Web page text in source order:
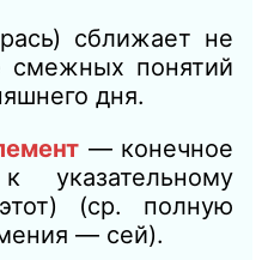
сближает не
смежных понятий
дня.
— конечное
(ср. полную
— сей).